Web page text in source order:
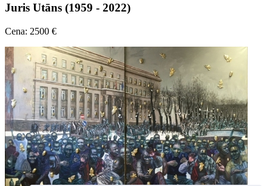
Juris Utāns (1959 - 2022)
Cena: 2500 €